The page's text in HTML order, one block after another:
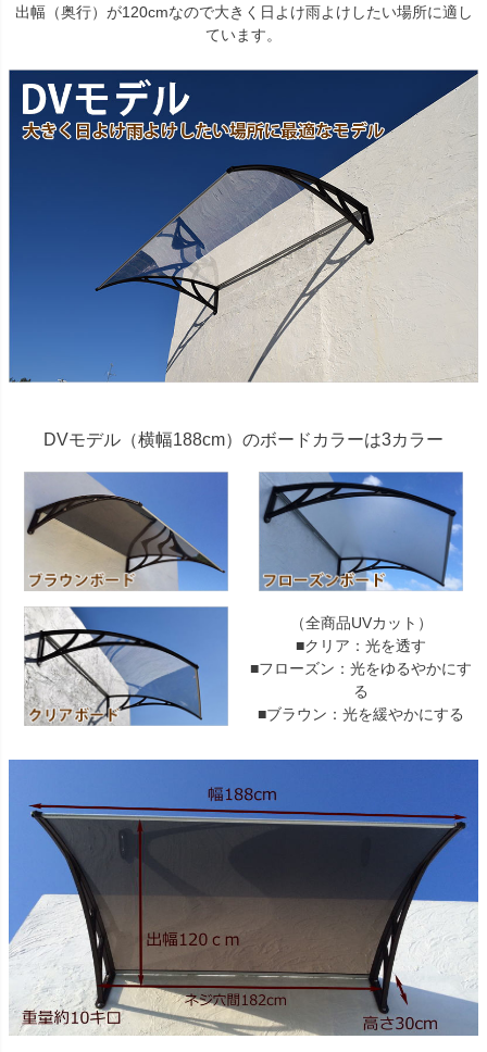
出幅（奥行）が120cmなので大きく日よけ雨よけしたい場所に適し
ています。
DVモデル（横幅188cm）のボードカラーは3カラー
（全商品UVカット）
■クリア：光を透す
■フローズン：光をゆるやかにす
る
■ブラウン：光を緩やかにする